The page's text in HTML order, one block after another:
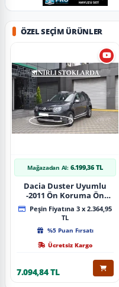
ÖZEL SEÇIM ÜRÜNLER
Mağazadan Al: 6.199,36 TL
Dacia Duster Uyumlu
-2011 Ön Koruma Ön
Tekli Koruma
Peşin Fiyatına 3 x 2.364,95
TL
%5 Puan Fırsatı
Ücretsiz Kargo
7.094,84 TL